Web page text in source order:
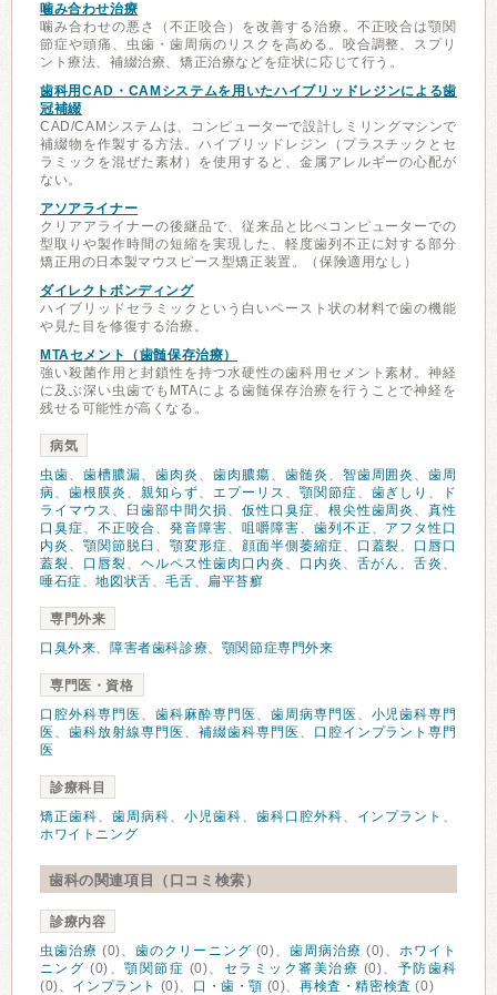
噛み合わせ治療
噛み合わせの悪さ（不正咬合）を改善する治療。不正咬合は顎関
節症や頭痛、虫歯・歯周病のリスクを高める。咬合調整、スプリ
ント療法、補綴治療、矯正治療などを症状に応じて行う。
歯科用CAD・CAMシステムを用いたハイブリッドレジンによる歯
冠補綴
CAD/CAMシステムは、コンピューターで設計しミリングマシンで
補綴物を作製する方法。ハイブリッドレジン（プラスチックとセ
ラミックを混ぜた素材）を使用すると、金属アレルギーの心配が
ない。
アソアライナー
クリアアライナーの後継品で、従来品と比べコンピューターでの
型取りや製作時間の短縮を実現した、軽度歯列不正に対する部分
矯正用の日本製マウスピース型矯正装置。（保険適用なし）
ダイレクトボンディング
ハイブリッドセラミックという白いペースト状の材料で歯の機能
や見た目を修復する治療。
MTAセメント（歯髄保存治療）
強い殺菌作用と封鎖性を持つ水硬性の歯科用セメント素材。神経
に及ぶ深い虫歯でもMTAによる歯髄保存治療を行うことで神経を
残せる可能性が高くなる。
病気
虫歯、 歯槽膿漏、 歯肉炎 、 歯肉膿瘍、 歯髄炎 、 智歯周囲炎 、歯周
病、 歯根膜炎 、 親知らず、 エプーリス 、 顎関節症、 歯ぎしり 、
ド
ライマウス 、 臼歯部中間欠損 、 仮性口臭症、 根尖性歯周炎 、真性
口臭症、 不正咬合、 発音障害、 咀嚼障害、 歯列不正 、 アフタ性口
内炎 、 顎関節脱臼 、 顎変形症、 顔面半側萎縮症、 口蓋裂、 口唇口
蓋裂、 口唇裂、 ヘルペス性歯肉口内炎 、 口内炎 、 舌がん 、舌炎 、
唾石症、地図状舌、毛舌、 扁平苔癬
専門外来
口臭外来、 障害者歯科診療、 顎関節症専門外来
専門医・資格
口腔外科専門医 、 歯科麻酔専門医 、 歯周病専門医 、 小児歯科専門
医 、 歯科放射線専門医 、 補綴歯科専門医 、 口腔インプラント専門
医
診療科目
矯正歯科、 歯周病科、 小児歯科、 歯科口腔外科、 インプラント 、
ホワイトニング
歯科の関連項目（口コミ検索）
診療内容
虫歯治療 (0)、歯のクリーニング (0)、 歯周病治療 (0)、ホワイト
ニング (0)、顎関節症 (0)、 セラミック審美治療 (0)、 予防歯科
(0)、 インプラント (0)、 口・歯・顎 (0)、再検査・精密検査 (0)